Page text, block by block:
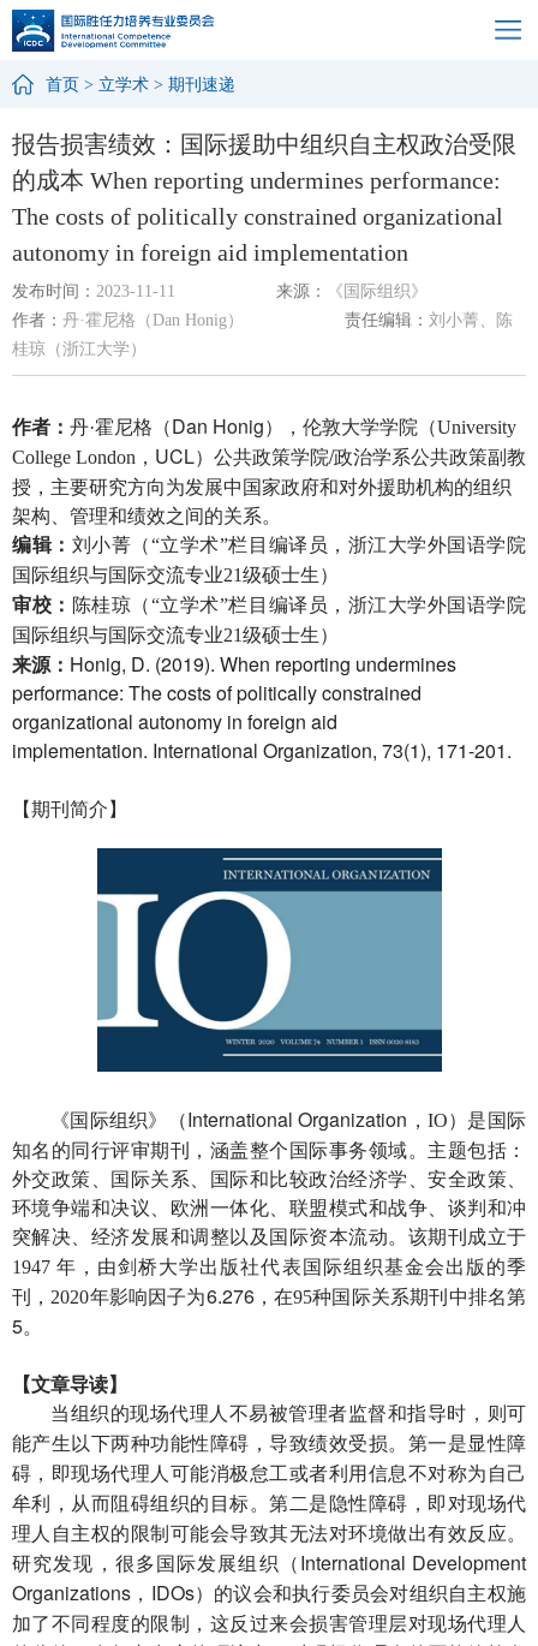
首页 > 立学术 > 期刊速递
报告损害绩效：国际援助中组织自主权政治受限
的成本 When reporting undermines performance:
The costs of politically constrained organizational
autonomy in foreign aid implementation
发布时间： 2023-11-11 来源：
《国际组织》
作者： 丹·霍尼格（Dan Honig） 责任编辑： 刘小菁、陈
桂琼（浙江大学）
作者： 丹·霍尼格（Dan Honig）， 伦敦大学学院（University
College London ，UCL）公共政策学院/政治学系公共政策副教
授，主要研究方向为发展中国家政府和对外援助机构的组织
架构、管理和绩效之间的关系。
编辑： 刘小菁（“立学术”栏目编译员，浙江大学外国语学院
国际组织与国际交流专业21级硕士生）
审校： 陈桂琼（“立学术”栏目编译员，浙江大学外国语学院
国际组织与国际交流专业21级硕士生）
来源： Honig, D. (2019). When reporting undermines
performance: The costs of politically constrained
organizational autonomy in foreign aid
implementation. International Organization, 73(1), 171-201.
【期刊简介】
《国际组织》（International Organization， IO）是国际
知名的同行评审期刊，涵盖整个国际事务领域。主题包括：
外交政策、国际关系、国际和比较政治经济学、安全政策、
环境争端和决议、欧洲一体化、联盟模式和战争、谈判和冲
突解决、经济发展和调整以及国际资本流动。该期刊成立于
1947 年，由剑桥大学出版社代表国际组织基金会出版 的季
刊， 2020年影响因子为6.276， 在95种国际关系期刊中排名第
5。
【文章导读】
当组织的现场代理人不易被管理者监督和指导时 ，则可
能产生 以下两种功能性障碍，导致绩效受损。第一是显性障
碍，即现场代理人可能消极怠工或者利用信息不对称为自己
牟利 ，从而阻碍组织的目标。第二是隐性障碍，即对现场代
理人 自主权的限制可能会导致其无法对环境做出有效反应。
研究发现， 很多国际发展组织（ International Development
Organizations，IDOs）的议会和执行委员会对组织自主权施
加了不同程度的限制，这反过来会损害管理层对现场代理人